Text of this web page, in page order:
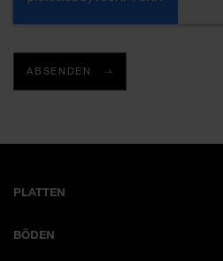
ABSENDEN
PLATTEN
Dekorplatte
BÖDEN